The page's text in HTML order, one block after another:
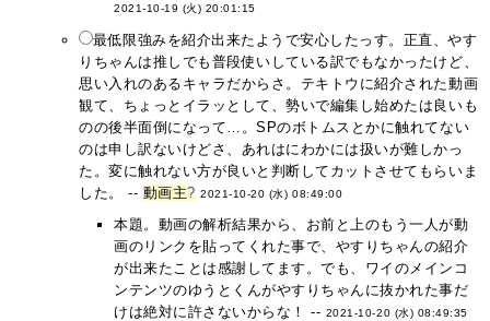
2021-10-19 (火) 20:01:15
最低限強みを紹介出来たようで安心したっす。正直、やす
りちゃんは推しでも普段使いしている訳でもなかったけど、
思い入れのあるキャラだからさ。テキトウに紹介された動画
観て、ちょっとイラッとして、勢いで編集し始めたは良いも
のの後半面倒になって…。SPのボトムスとかに触れてない
のは申し訳ないけどさ、あれはにわかには扱いが難しかっ
た。変に触れない方が良いと判断してカットさせてもらいま
した。 -- 動画主? 2021-10-20 (水) 08:49:00
本題。動画の解析結果から、お前と上のもう一人が動
画のリンクを貼ってくれた事で、やすりちゃんの紹介
が出来たことは感謝してます。でも、ワイのメインコ
ンテンツのゆうとくんがやすりちゃんに抜かれた事だ
けは絶対に許さないからな！ -- 2021-10-20 (水) 08:49:35